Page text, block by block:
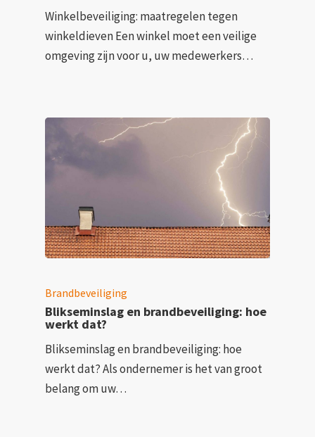
Winkelbeveiliging: maatregelen tegen
winkeldieven Een winkel moet een veilige
omgeving zijn voor u, uw medewerkers…
Brandbeveiliging
Blikseminslag en brandbeveiliging: hoe
werkt dat?
Blikseminslag en brandbeveiliging: hoe
werkt dat? Als ondernemer is het van groot
belang om uw…